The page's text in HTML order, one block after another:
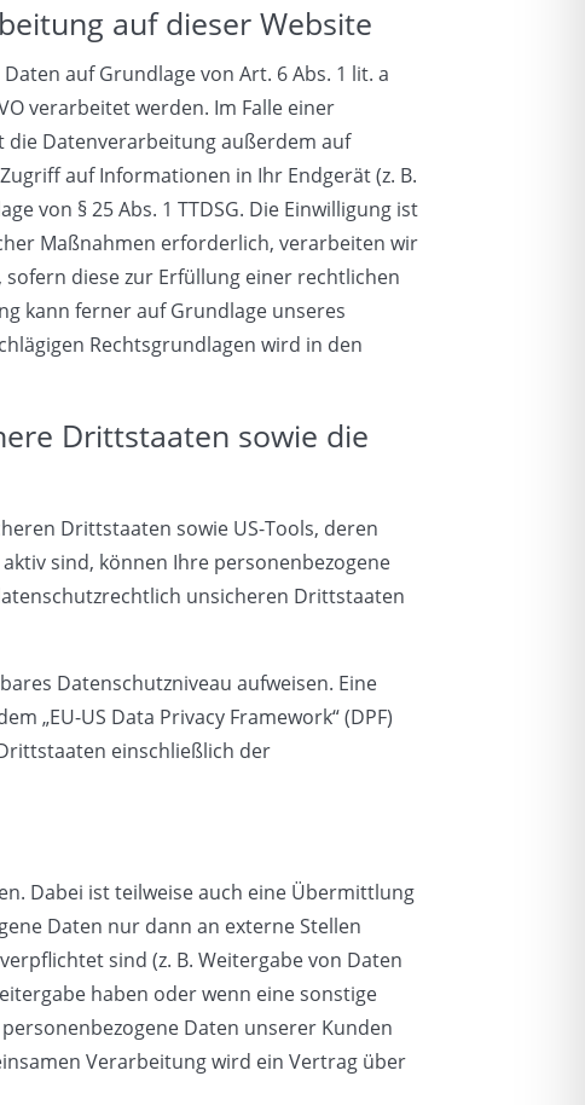
auf dieser Website
auf Grundlage von Art. 6 Abs. 1 lit. a
verarbeitet werden. Im Falle einer
Datenverarbeitung außerdem auf
auf Informationen in Ihr Endgerät (z. B.
von § 25 Abs. 1 TTDSG. Die Einwilligung ist
Maßnahmen erforderlich, verarbeiten wir
sofern diese zur Erfüllung einer rechtlichen
kann ferner auf Grundlage unseres
Rechtsgrundlagen wird in den
Drittstaaten sowie die
Drittstaaten sowie US-Tools, deren
sind, können Ihre personenbezogene
unsicheren Drittstaaten
Datenschutzniveau aufweisen. Eine
„EU-US Data Privacy Framework“ (DPF)
einschließlich der
Dabei ist teilweise auch eine Übermittlung
Daten nur dann an externe Stellen
sind (z. B. Weitergabe von Daten
haben oder wenn eine sonstige
Daten unserer Kunden
Verarbeitung wird ein Vertrag über